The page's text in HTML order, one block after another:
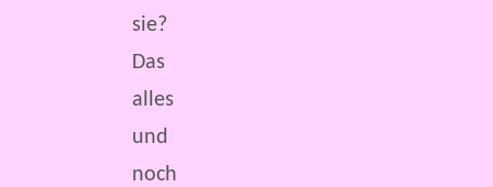
sie?
Das
alles
und
noch